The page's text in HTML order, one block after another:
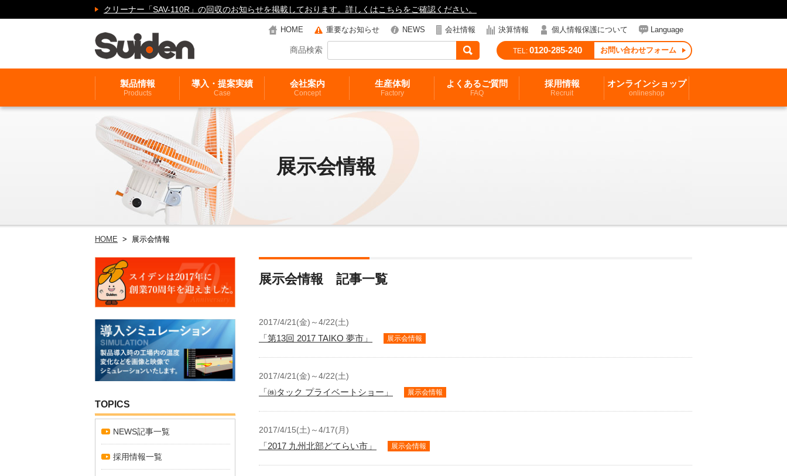
クリーナー「SAV-110R」の回収のお知らせを掲載しております。詳しくはこちらをご確認ください。
HOME 重要なお知らせ NEWS 会社情報 決算情報 個人情報保護について Language
商品検索 TEL: 0120-285-240 お問い合わせフォーム
製品情報
Products
導入・提案実績
Case
会社案内
Concept
生産体制
Factory
よくあるご質問
FAQ
採用情報
Recruit
オンラインショップ
onlineshop
展示会情報
HOME > 展示会情報
展示会情報 記事一覧
2017/4/21(金)～4/22(土)
「第13回 2017 TAIKO 夢市」 展示会情報
2017/4/21(金)～4/22(土)
「㈱タック プライベートショー」 展示会情報
2017/4/15(土)～4/17(月)
「2017 九州北部どてらい市」 展示会情報
TOPICS
NEWS記事一覧
採用情報一覧